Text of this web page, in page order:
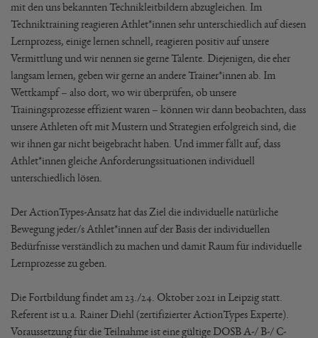
mit den uns bekannten Technikleitbildern abzugleichen. Im
Techniktraining reagieren Athlet*innen sehr unterschiedlich auf diesen
Lernprozess, einige lernen schnell, reagieren positiv auf unsere
Vermittlung und wir nennen sie gerne Talente. Diejenigen, die eher
langsam lernen, geben wir gerne an andere Trainer*innen ab. Im
Wettkampf – also dort, wo wir überprüfen, ob unsere
Trainingsprozesse effizient waren – können wir dann beobachten, dass
unsere Athleten oft mit Mustern und Strategien erfolgreich sind, die
wir ihnen gar nicht beigebracht haben. Und immer fällt auf, dass
Athlet*innen gleiche Anforderungssituationen individuell
unterschiedlich lösen.
Der ActionTypes-Ansatz hat das Ziel die individuelle natürliche
Bewegung jeder/s Athlet*innen auf der Basis der individuellen
Bedürfnisse verständlich zu machen und damit Raum für individuelle
Lernprozesse zu geben.
Die Fortbildung findet am 23./24. Oktober 2021 in Leipzig statt.
Referent ist u.a. Rainer Diehl (zertifizierter ActionTypes Experte).
Voraussetzung für die Teilnahme ist eine gültige DOSB A-/ B-/ C-